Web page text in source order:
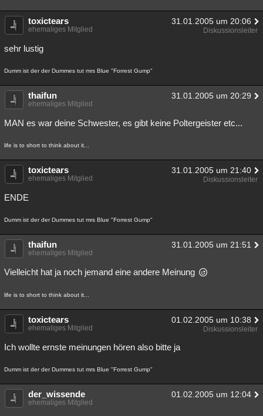
toxictears 31.01.2005 um 20:06
ehemaliges Mitglied Diskussionsleiter
sehr lustig
Dumm ist der der Dummes tut mrs Blue "Forrest Gump"
thaifun 31.01.2005 um 20:29
ehemaliges Mitglied
MAN es war deine Schwester, es gibt keine Poltergeister etc...
life is to short to think about it...
toxictears 31.01.2005 um 21:40
ehemaliges Mitglied Diskussionsleiter
ENDE
Dumm ist der der Dummes tut mrs Blue "Forrest Gump"
thaifun 31.01.2005 um 21:51
ehemaliges Mitglied
Vielleicht hat ja noch jemand eine andere Meinung
life is to short to think about it...
toxictears 01.02.2005 um 10:38
ehemaliges Mitglied Diskussionsleiter
Ich wollte ernste meinungen hören also bitte ja
Dumm ist der der Dummes tut mrs Blue "Forrest Gump"
der_wissende 01.02.2005 um 12:04
ehemaliges Mitglied